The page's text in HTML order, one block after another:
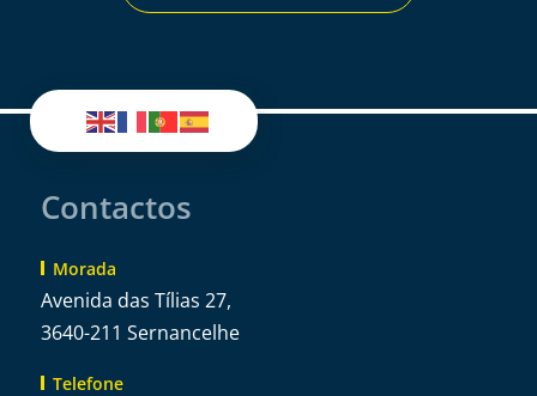
Contactos
Morada
Avenida das Tílias 27,
3640-211 Sernancelhe
Telefone